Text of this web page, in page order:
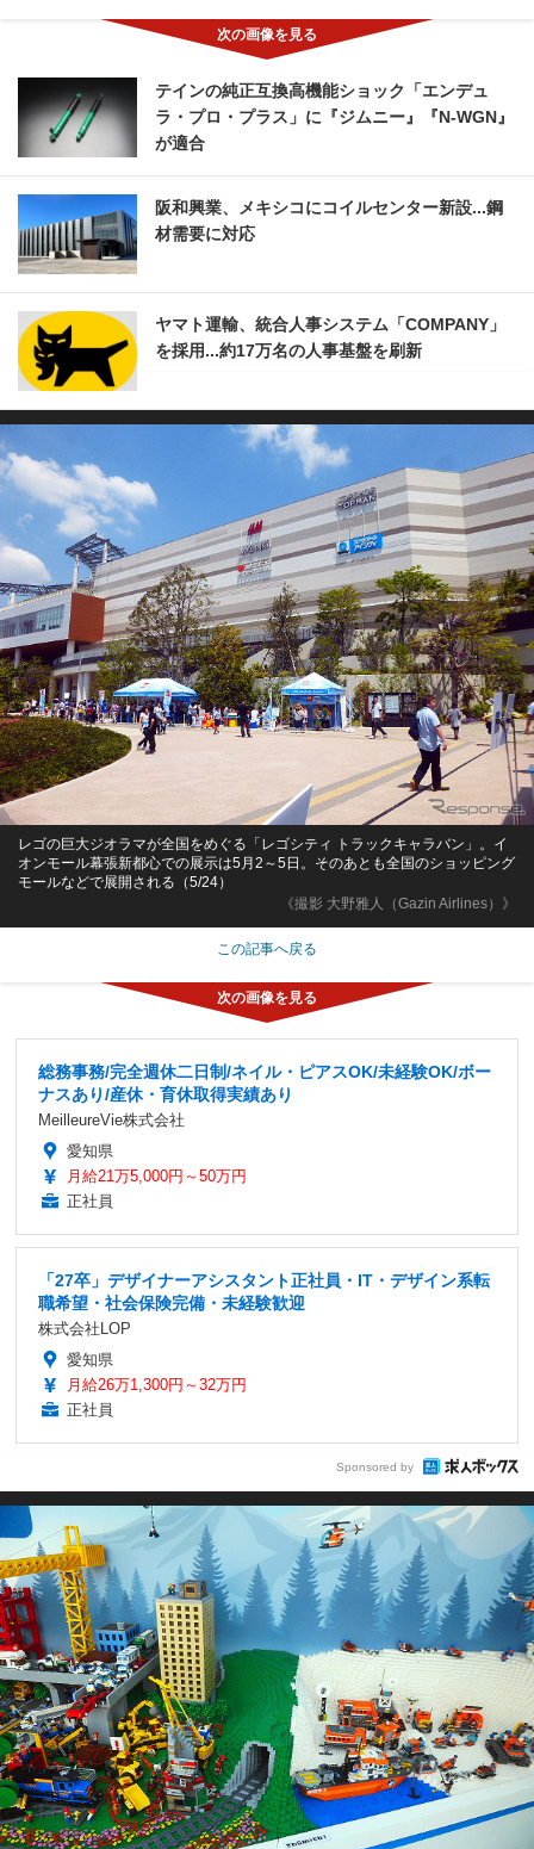
テインの純正互換高機能ショック「エンデュ
ラ・プロ・プラス」に『ジムニー』『N-WGN』
が適合
阪和興業、メキシコにコイルセンター新設...鋼
材需要に対応
ヤマト運輸、統合人事システム「COMPANY」
を採用...約17万名の人事基盤を刷新
《撮影 大野雅人（Gazin Airlines）》
レゴの巨大ジオラマが全国をめぐる「レゴシティ トラックキャラバン」。イ
オンモール幕張新都心での展示は5月2～5日。そのあとも全国のショッピング
モールなどで展開される（5/24）
この記事へ戻る
総務事務/完全週休二日制/ネイル・ピアスOK/未経験OK/ボー
ナスあり/産休・育休取得実績あり
MeilleureVie株式会社
愛知県
月給21万5,000円～50万円
正社員
「27卒」デザイナーアシスタント正社員・IT・デザイン系転
職希望・社会保険完備・未経験歓迎
株式会社LOP
愛知県
月給26万1,300円～32万円
正社員
Sponsored by